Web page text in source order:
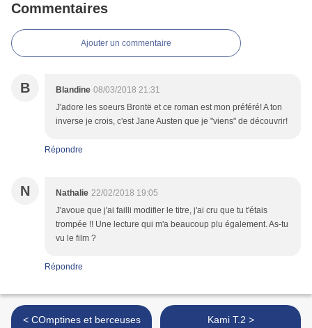
Commentaires
Ajouter un commentaire
B Blandine 08/03/2018 21:31
J'adore les soeurs Brontë et ce roman est mon préféré! A ton
inverse je crois, c'est Jane Austen que je "viens" de découvrir!
Répondre
N Nathalie 22/02/2018 19:05
J'avoue que j'ai failli modifier le titre, j'ai cru que tu t'étais
trompée !! Une lecture qui m'a beaucoup plu également. As-tu
vu le film ?
Répondre
< COmptines et berceuses
Kami T.2 >